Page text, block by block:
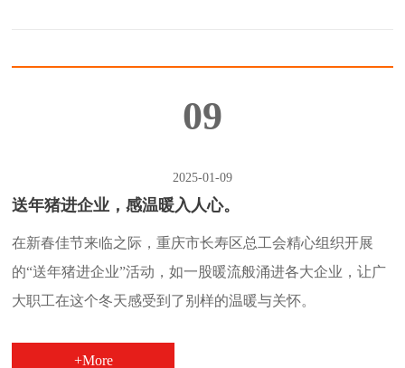
09
2025-01-09
送年猪进企业，感温暖入人心。
在新春佳节来临之际，重庆市长寿区总工会精心组织开展
的“送年猪进企业”活动，如一股暖流般涌进各大企业，让广
大职工在这个冬天感受到了别样的温暖与关怀。
+More